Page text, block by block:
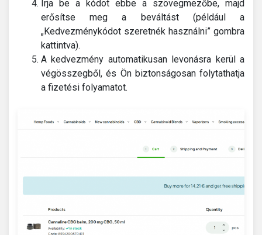
Írja be a kódot ebbe a szövegmezőbe, majd
erősítse meg a beváltást (például a
„Kedvezménykódot szeretnék használni” gombra
kattintva).
A kedvezmény automatikusan levonásra kerül a
végösszegből, és Ön biztonságosan folytathatja
a fizetési folyamatot.